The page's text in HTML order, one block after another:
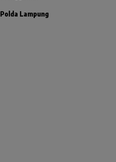
Polda Lampung